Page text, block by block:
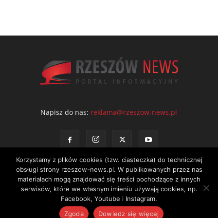
Napisz do nas: reklama@rzeszow-news.pl
Kontakt Polityka prywatności Regulamin portalu
© NEWS Sp. z o.o. - wydawca portalu Rzeszów News. Wszystkie prawa
Korzystamy z plików cookies (tzw. ciasteczka) do technicznej
obsługi strony rzeszow-news.pl. W publikowanych przez nas
materiałach mogą znajdować się treści pochodzące z innych
serwisów, które we własnym imieniu używają cookies, np.
Facebook, Youtube i Instagram.
Zgoda
Dowiedz się więcej